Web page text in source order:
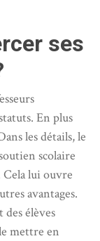
ses
En plus
les détails, le
scolaire
Cela lui ouvre
avantages.
élèves
mettre en